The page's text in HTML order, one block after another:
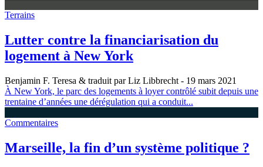
Terrains
Lutter contre la financiarisation du
logement à New York
Benjamin F. Teresa & traduit par Liz Libbrecht - 19 mars 2021
À New York, le parc des logements à loyer contrôlé subit depuis une
trentaine d’années une dérégulation qui a conduit...
Commentaires
Marseille, la fin d’un système politique ?